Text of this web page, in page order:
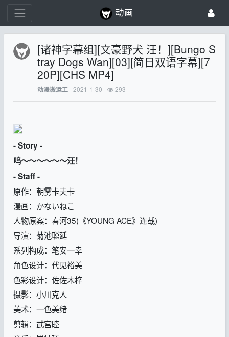
动画
[诸神字幕组][文豪野犬 汪！][Bungo S
tray Dogs Wan][03][简日双语字幕][7
20P][CHS MP4]
动漫搬运工 2021-1-30 293
- Story -
呜～～～～～～汪！
- Staff -
原作：朝雾卡夫卡
漫画：かないねこ
人物原案：春河35(《YOUNG ACE》连载)
导演：菊池聪延
系列构成：笔安一幸
角色设计：代见裕美
色彩设计：佐佐木梓
摄影：小川克人
美术：一色美绪
剪辑：武宫睦